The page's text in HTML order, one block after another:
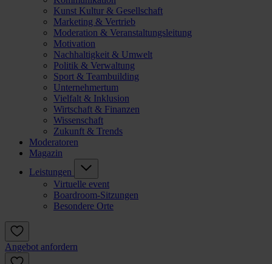
Kunst Kultur & Gesellschaft
Marketing & Vertrieb
Moderation & Veranstaltungsleitung
Motivation
Nachhaltigkeit & Umwelt
Politik & Verwaltung
Sport & Teambuilding
Unternehmertum
Vielfalt & Inklusion
Wirtschaft & Finanzen
Wissenschaft
Zukunft & Trends
Moderatoren
Magazin
Leistungen
Virtuelle event
Boardroom-Sitzungen
Besondere Orte
Angebot anfordern